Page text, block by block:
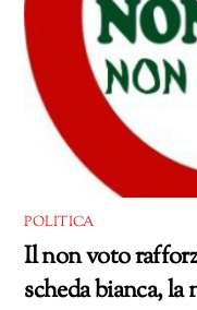
POLITICA
Il non voto
scheda bianca, la